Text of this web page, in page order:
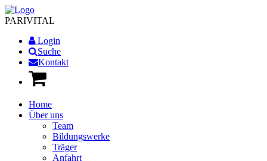
PARIVITAL
Login
Suche
Kontakt
Home
Über uns
Team
Bildungswerke
Träger
Anfahrt